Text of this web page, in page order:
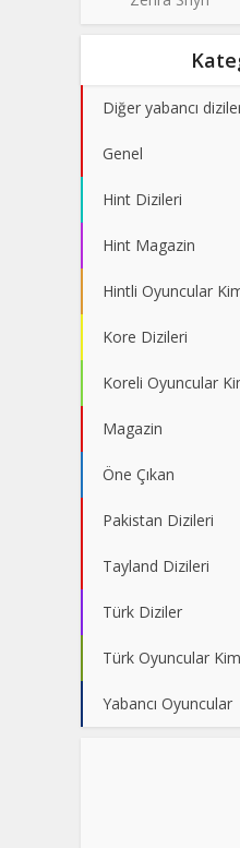
Diğer yabancı
Genel
Hint Dizileri
Hint Magazin
Hintli Oyuncular
Kore Dizileri
Koreli Oyuncular
Magazin
Öne Çıkan
Pakistan Dizileri
Tayland Dizileri
Türk Diziler
Türk Oyuncular
Yabancı Oyuncular